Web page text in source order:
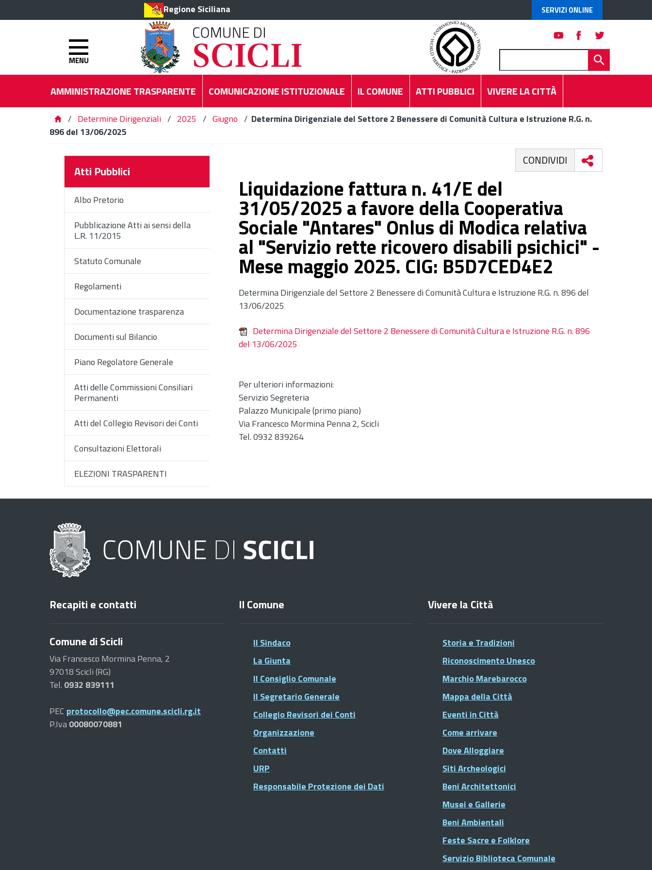
Regione Siciliana SERVIZI ONLINE
MENU
AMMINISTRAZIONE TRASPARENTE COMUNICAZIONE ISTITUZIONALE IL COMUNE ATTI PUBBLICI VIVERE LA CITTÀ
/ Determine Dirigenziali / 2025 / Giugno / Determina Dirigenziale del Settore 2 Benessere di Comunità Cultura e Istruzione R.G. n.
896 del 13/06/2025
Atti Pubblici
Albo Pretorio
Pubblicazione Atti ai sensi della
L.R. 11/2015
Statuto Comunale
Regolamenti
Documentazione trasparenza
Documenti sul Bilancio
Piano Regolatore Generale
Atti delle Commissioni Consiliari
Permanenti
Atti del Collegio Revisori dei Conti
Consultazioni Elettorali
ELEZIONI TRASPARENTI
CONDIVIDI
Liquidazione fattura n. 41/E del
31/05/2025 a favore della Cooperativa
Sociale "Antares" Onlus di Modica relativa
al "Servizio rette ricovero disabili psichici" -
Mese maggio 2025. CIG: B5D7CED4E2
Determina Dirigenziale del Settore 2 Benessere di Comunità Cultura e Istruzione R.G. n. 896 del
13/06/2025
Determina Dirigenziale del Settore 2 Benessere di Comunità Cultura e Istruzione R.G. n. 896
del 13/06/2025
Per ulteriori informazioni:
Servizio Segreteria
Palazzo Municipale (primo piano)
Via Francesco Mormina Penna 2, Scicli
Tel. 0932 839264
Recapiti e contatti
Comune di Scicli
Via Francesco Mormina Penna, 2
97018 Scicli (RG)
Tel. 0932 839111
PEC protocollo@pec.comune.scicli.rg.it
P.Iva00080070881
Il Comune
Il Sindaco
La Giunta
Il Consiglio Comunale
Il Segretario Generale
Collegio Revisori dei Conti
Organizzazione
Contatti
URP
Responsabile Protezione dei Dati
Vivere la Città
Storia e Tradizioni
Riconoscimento Unesco
Marchio Marebarocco
Mappa della Città
Eventi in Città
Come arrivare
Dove Alloggiare
Siti Archeologici
Beni Architettonici
Musei e Gallerie
Beni Ambientali
Feste Sacre e Folklore
Servizio Biblioteca Comunale